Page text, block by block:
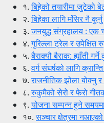
१.बिहेको तयारीमा जुटेको
२.बिहेका लागि मंसिर नै कुर्नु
३.जनयुद्ध संग्रहालय : एक
४.गुरिल्ला ट्रेल र उपेक्षित
५.बैराक्यौ बैराक: ह्याँती गर्ने
६.वर्ग संघर्षको लागि
७.राजनीतिक झोला बोक्नु
८.रुकुमैको सेरो र फेरो
९.योजना सम्पन्न हुने
१०.सञ्चार क्षेत्रमा